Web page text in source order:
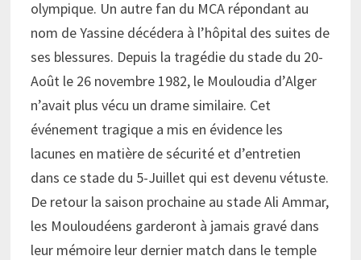
olympique. Un autre fan du MCA répondant au
nom de Yassine décédera à l’hôpital des suites de
ses blessures. Depuis la tragédie du stade du 20-
Août le 26 novembre 1982, le Mouloudia d’Alger
n’avait plus vécu un drame similaire. Cet
événement tragique a mis en évidence les
lacunes en matière de sécurité et d’entretien
dans ce stade du 5-Juillet qui est devenu vétuste.
De retour la saison prochaine au stade Ali Ammar,
les Mouloudéens garderont à jamais gravé dans
leur mémoire leur dernier match dans le temple